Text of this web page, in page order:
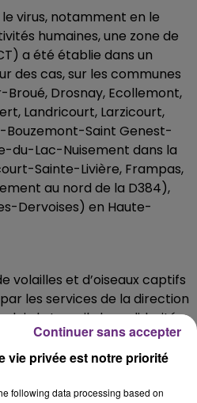
virus, notamment en le
humaines, une zone de
a été établie dans un
des cas, sur les communes
Drosnay, Ecollemont,
Landricourt, Larzicourt,
Bouzemont-Saint Genest-
du-Lac-Nuisement dans la
Sainte-Livière, Frampas,
au nord de la D384),
Dervoises) en Haute-
volailles et d’oiseaux captifs
les services de la direction
du travail, des solidarités
et oiseaux captifs est
vie privée est notre priorité
following data processing based on
Continuer sans accepter